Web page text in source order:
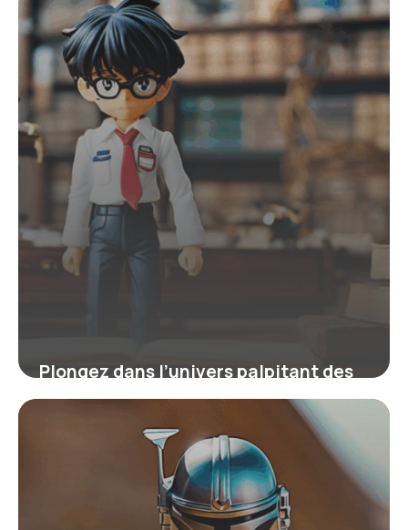
légende
4 juillet 2025
Plongez dans l’univers palpitant des
figurines Detective Conan : pour
collectionneurs et passionnés